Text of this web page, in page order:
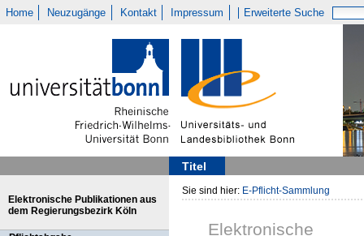
Home Neuzugänge Kontakt Impressum Erweiterte Suche
Titel
Elektronische Publikationen aus
dem Regierungsbezirk Köln
Sie sind hier: E-Pflicht-Sammlung
Elektronische